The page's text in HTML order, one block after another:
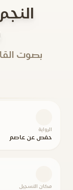
بصوت
الرواية
حفص عن عاصم
مكان التسجيل